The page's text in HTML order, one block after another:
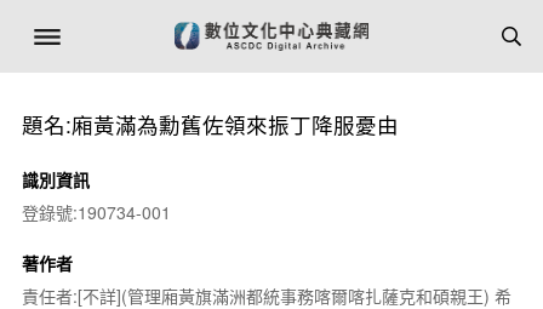
題名:廂黃滿為勳舊佐領來振丁降服憂由
識別資訊
登錄號:190734-001
著作者
責任者:[不詳](管理廂黃旗滿洲都統事務喀爾喀扎薩克和碩親王) 希